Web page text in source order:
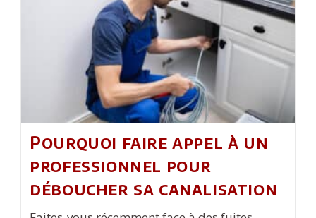
Pourquoi faire appel à un
professionnel pour
déboucher sa canalisation